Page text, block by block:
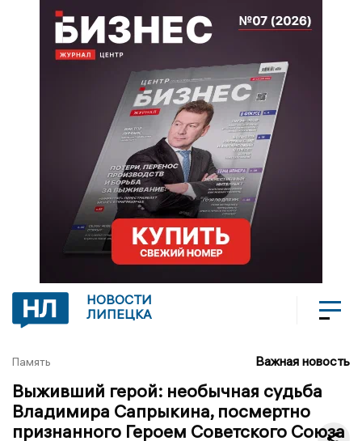
НОВОСТИ
ЛИПЕЦКА
Память Важная новость
Выживший герой: необычная судьба
Владимира Сапрыкина, посмертно
признанного Героем Советского Союза